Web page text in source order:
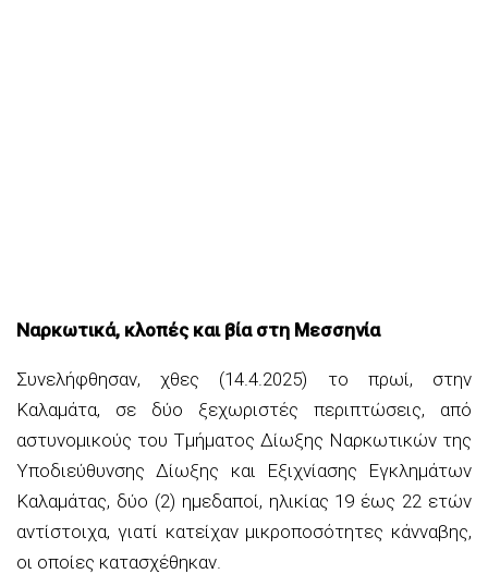
Ναρκωτικά, κλοπές και βία στη Μεσσηνία
Συνελήφθησαν, χθες (14.4.2025) το πρωί, στην
Καλαμάτα, σε δύο ξεχωριστές περιπτώσεις, από
αστυνομικούς του Τμήματος Δίωξης Ναρκωτικών της
Υποδιεύθυνσης Δίωξης και Εξιχνίασης Εγκλημάτων
Καλαμάτας, δύο (2) ημεδαποί, ηλικίας 19 έως 22 ετών
αντίστοιχα, γιατί κατείχαν μικροποσότητες κάνναβης,
οι οποίες κατασχέθηκαν.